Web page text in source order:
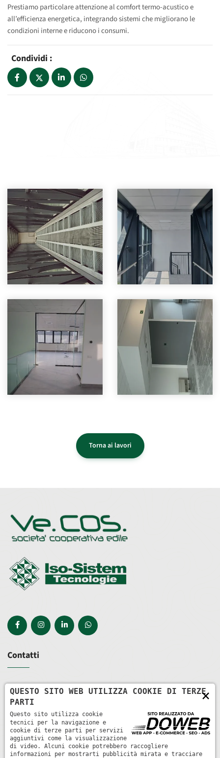
Prestiamo particolare attenzione al comfort termo-acustico e
all’efficienza energetica, integrando sistemi che migliorano le
condizioni interne e riducono i consumi.
Condividi :
Torna ai lavori
Contatti
Via Roma, 100 - 37060 Castel D'Azzano VR
+39 045 852 0374
info@ve-cos.it
×
QUESTO SITO WEB UTILIZZA COOKIE DI TERZE
PARTI
Questo sito utilizza cookie
tecnici per la navigazione e
cookie di terze parti per servizi
aggiuntivi come la visualizzazione
di video. Alcuni cookie potrebbero raccogliere
informazioni per mostrarti pubblicità mirata e tracciare